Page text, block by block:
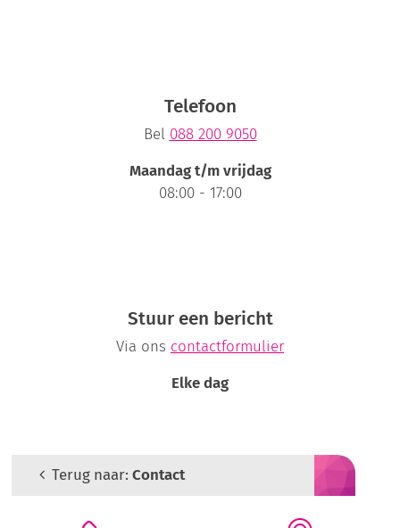
Telefoon
Bel 088 200 9050
Maandag t/m vrijdag
08:00 - 17:00
Stuur een bericht
Via ons contactformulier
Elke dag
Terug naar:Contact